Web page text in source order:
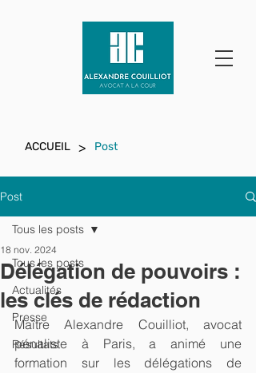
ACCUEIL > Post
Post
Tous les posts
Actualités
Presse
Résultats
Tous les posts
Délégation de pouvoirs :
les clés de rédaction
18 nov. 2024
Maître Alexandre Couilliot, avocat
pénaliste à Paris, a animé une
formation sur les délégations de